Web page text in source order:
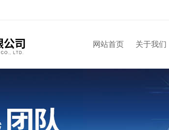
网站首页 关于我们